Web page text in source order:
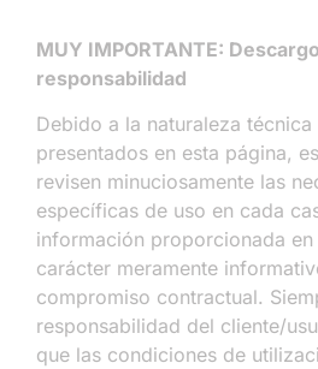
MUY IMPORTANTE:
responsabilidad
Debido a la naturaleza
presentados en esta página,
revisen minuciosamente las
específicas de uso en cada
información proporcionada en
carácter meramente
compromiso contractual.
responsabilidad del cliente/
que las condiciones de